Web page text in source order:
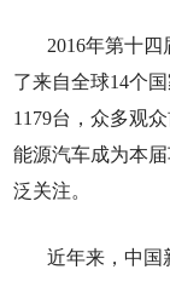
2016年第十四
了来自全球14个
1179台，众多观
能源汽车成为本
泛关注。
近年来，中国